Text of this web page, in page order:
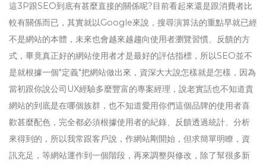
這3P跟SEO到底有甚麼直接的關係呢?目前看起來還是跟消費者比
較有關係而已，其實就以Google來說，搜尋演算法的重點早就已經
不是網站的本體，未來也會越來越趨向使用者瀏覽習慣、反饋的方
式，畢竟真正好的網站使用者才是最好的評估指標，所以SEO並不
是就根據一個"定義"把網站做出來，資深大大說怎樣就是怎樣，因為
當初跟你說公司UX經驗多麼豐富的專案經理，說老實話也不知道貴
網站的到底是在哪個族群，也不知道愛用你們這個品牌的使用者喜
歡甚麼配色，完全都必須根據使用者的紀錄、反饋透過統計、分析
來得到的，所以我常跟客戶說，作網站剛開始，但求簡單明瞭，資
訊充足，等網站運作到一個階段，再來調整與修改，除了幫很多新